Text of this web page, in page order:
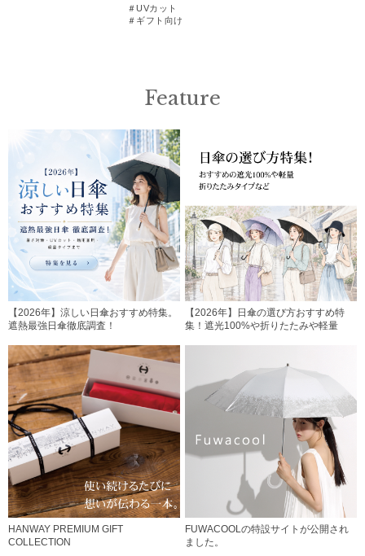
＃UVカット
＃ギフト向け
Feature
【2026年】涼しい日傘おすすめ特集。
遮熱最強日傘徹底調査！
【2026年】日傘の選び方おすすめ特
集！遮光100%や折りたたみや軽量
HANWAY PREMIUM GIFT
COLLECTION
FUWACOOLの特設サイトが公開され
ました。